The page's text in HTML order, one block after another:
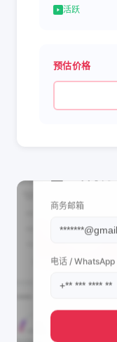
活跃
预估价格
商务邮箱
电话 / WhatsApp